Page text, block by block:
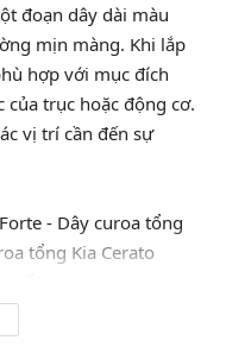
đoạn dây dài màu
mịn màng. Khi lắp
hợp với mục đích
trục hoặc động cơ.
vị trí cần đến sự
- Dây curoa tổng
tổng Kia Cerato
chính hãng có xuất
trên dòng xe Kia